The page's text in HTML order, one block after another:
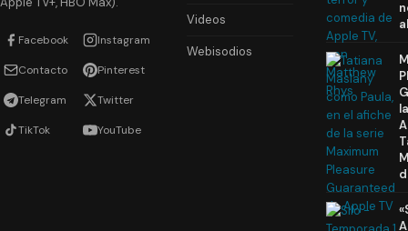
Facebook Instagram
Contacto Pinterest
Telegram Twitter
TikTok YouTube
Videos
Webisodios